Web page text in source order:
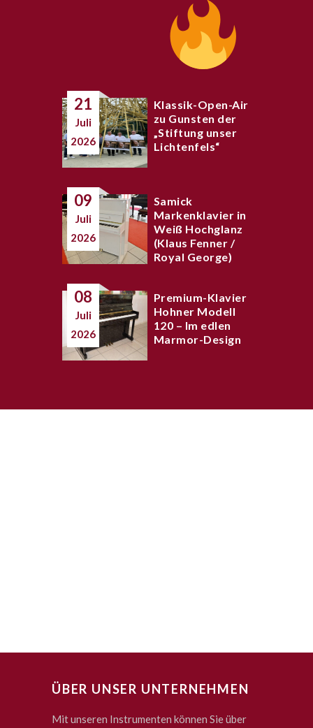
21
Juli
2026
Klassik-Open-Air
zu Gunsten der
„Stiftung unser
Lichtenfels“
09
Juli
2026
Samick
Markenklavier in
Weiß Hochglanz
(Klaus Fenner /
Royal George)
08
Juli
2026
Premium-Klavier
Hohner Modell
120 – Im edlen
Marmor-Design
ÜBER UNSER UNTERNEHMEN
Mit unseren Instrumenten können Sie über